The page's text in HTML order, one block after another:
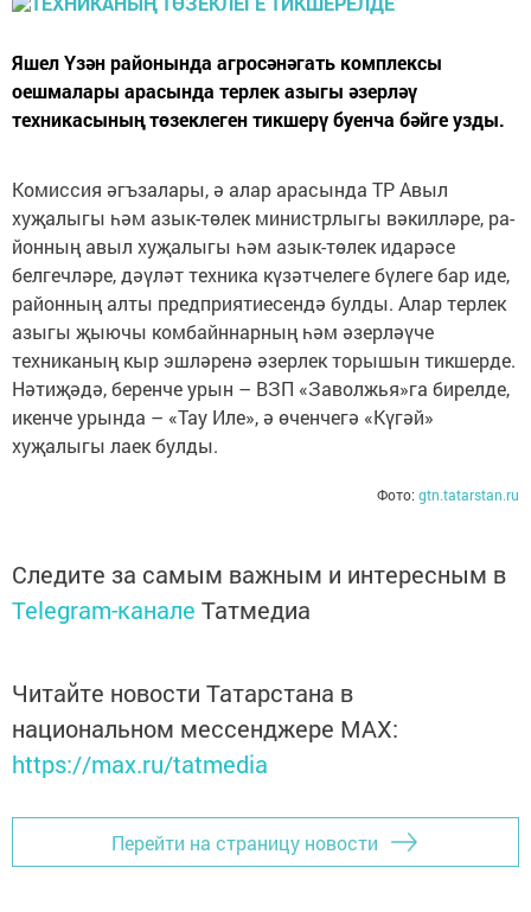
Яшел Үзән районында агросәнәгать комплексы
оешмалары арасында терлек азыгы әзерләү
техникасының төзеклеген тикшерү буенча бәйге узды.
Комиссия әгъзалары, ә алар арасында ТР Авыл
хуҗалыгы һәм азык-төлек министрлыгы вәкилләре, ра­
йонның авыл хуҗалыгы һәм азык-төлек идарәсе
белгечләре, дәүләт техника күзәтчелеге бүлеге бар иде,
районның алты предприятиесендә булды. Алар терлек
азыгы җыючы комбайннарның һәм әзерләүче
техниканың кыр эшләренә әзерлек торышын тикшерде.
Нәтиҗәдә, беренче урын – ВЗП «Заволжья»га бирелде,
икенче урында – «Тау Иле», ә өченчегә «Күгәй»
хуҗалыгы лаек булды.
Фото: gtn.tatarstan.ru
Следите за самым важным и интересным в
Telegram-канале Татмедиа
Читайте новости Татарстана в
национальном мессенджере MАХ:
https://max.ru/tatmedia
Перейти на страницу новости